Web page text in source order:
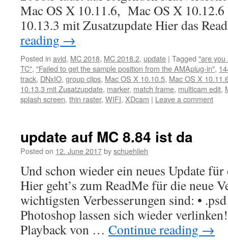
Mac OS X 10.11.6, Mac OS X
10.13.3 mit Zusatzupdate Hier das
reading →
Posted in avid, MC 2018, MC 2018.2, update | Tagged "are you
TC", "Failed to get the sample position from the AMAplug-in",
track, DNxIO, group clips, Mac OS X 10.10.5, Mac OS X
10.13.3 mit Zusatzupdate, marker, match frame, multicam edit,
splash screen, thin raster, WIFI, XDcam | Leave a comment
update auf MC 8.84 ist da
Posted on 12. June 2017byschuehlieh
Und schon wieder ein neues Update
Hier geht’s zum ReadMe für die neue
wichtigsten Verbesserungen sind: •
Photoshop lassen sich wieder
Playback von … Continue reading →